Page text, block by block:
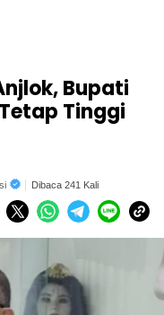
Bupati
Tinggi
Dibaca 241 Kali